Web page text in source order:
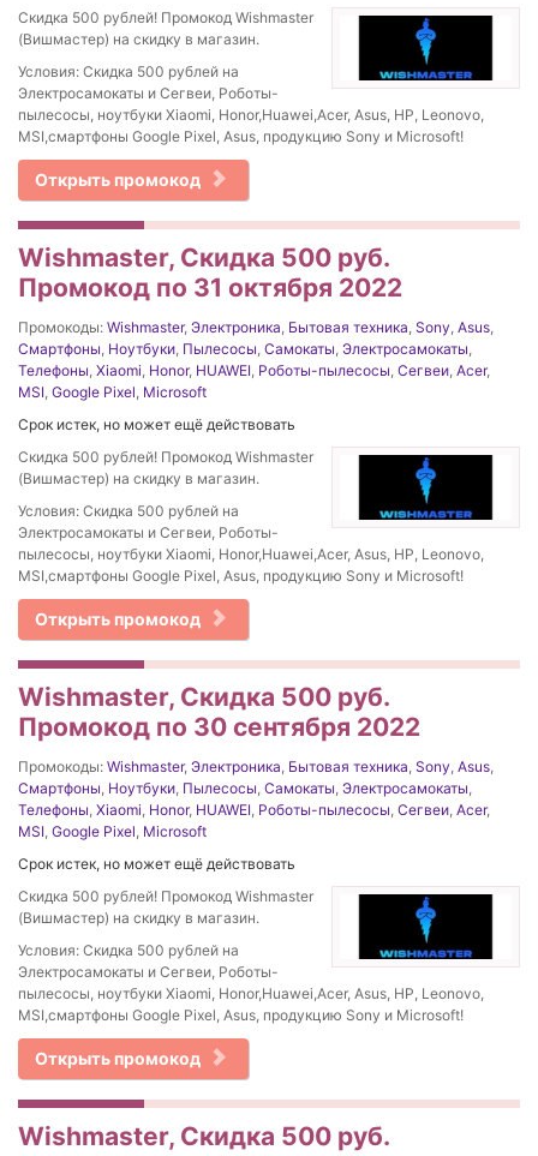
Скидка 500 рублей! Промокод Wishmaster
(Вишмастер) на скидку в магазин.
Условия: Скидка 500 рублей на
Электросамокаты и Сегвеи, Роботы-
пылесосы, ноутбуки Xiaomi, Honor,Huawei,Acer, Asus, HP, Leonovo,
MSI,смартфоны Google Pixel, Asus, продукцию Sony и Microsoft!
Открыть промокод
Wishmaster, Скидка 500 руб.
Промокод по 31 октября 2022
Промокоды: Wishmaster, Электроника, Бытовая техника, Sony, Asus,
Смартфоны, Ноутбуки, Пылесосы, Самокаты, Электросамокаты,
Телефоны, Xiaomi, Honor, HUAWEI, Роботы-пылесосы, Сегвеи, Acer,
MSI, Google Pixel, Microsoft
Срок истек, но может ещё действовать
Скидка 500 рублей! Промокод Wishmaster
(Вишмастер) на скидку в магазин.
Условия: Скидка 500 рублей на
Электросамокаты и Сегвеи, Роботы-
пылесосы, ноутбуки Xiaomi, Honor,Huawei,Acer, Asus, HP, Leonovo,
MSI,смартфоны Google Pixel, Asus, продукцию Sony и Microsoft!
Открыть промокод
Wishmaster, Скидка 500 руб.
Промокод по 30 сентября 2022
Промокоды: Wishmaster, Электроника, Бытовая техника, Sony, Asus,
Смартфоны, Ноутбуки, Пылесосы, Самокаты, Электросамокаты,
Телефоны, Xiaomi, Honor, HUAWEI, Роботы-пылесосы, Сегвеи, Acer,
MSI, Google Pixel, Microsoft
Срок истек, но может ещё действовать
Скидка 500 рублей! Промокод Wishmaster
(Вишмастер) на скидку в магазин.
Условия: Скидка 500 рублей на
Электросамокаты и Сегвеи, Роботы-
пылесосы, ноутбуки Xiaomi, Honor,Huawei,Acer, Asus, HP, Leonovo,
MSI,смартфоны Google Pixel, Asus, продукцию Sony и Microsoft!
Открыть промокод
Wishmaster, Скидка 500 руб.